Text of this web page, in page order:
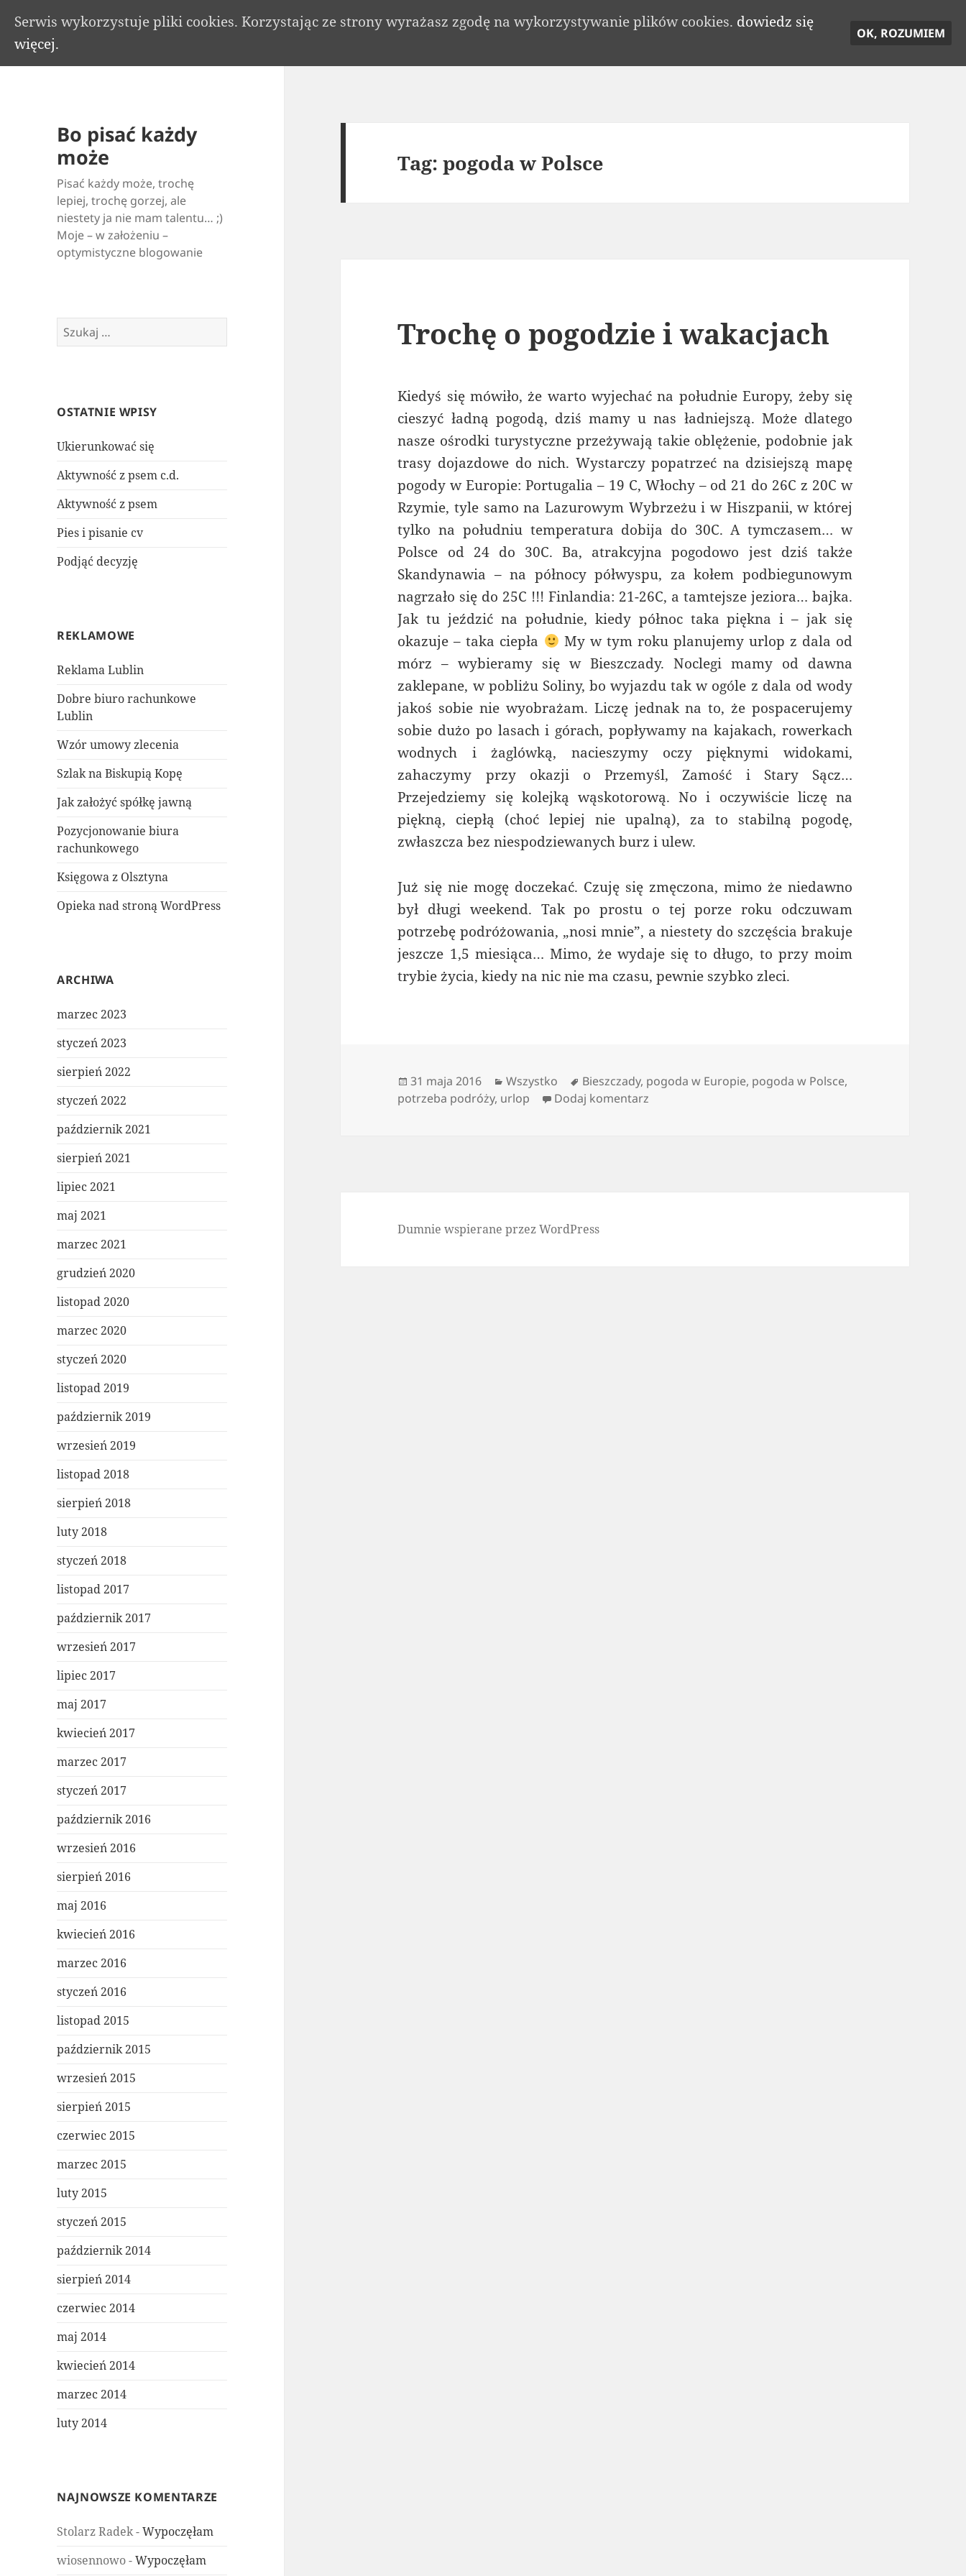
Bo pisać każdy
może
Pisać każdy może, trochę
lepiej, trochę gorzej, ale
niestety ja nie mam talentu… ;)
Moje – w założeniu –
optymistyczne blogowanie
Szukaj:
OSTATNIE WPISY
Ukierunkować się
Aktywność z psem c.d.
Aktywność z psem
Pies i pisanie cv
Podjąć decyzję
REKLAMOWE
Reklama Lublin
Dobre biuro rachunkowe
Lublin
Wzór umowy zlecenia
Szlak na Biskupią Kopę
Jak założyć spółkę jawną
Pozycjonowanie biura
rachunkowego
Księgowa z Olsztyna
Opieka nad stroną WordPress
ARCHIWA
marzec 2023
styczeń 2023
sierpień 2022
styczeń 2022
październik 2021
sierpień 2021
lipiec 2021
maj 2021
marzec 2021
grudzień 2020
listopad 2020
marzec 2020
styczeń 2020
listopad 2019
październik 2019
wrzesień 2019
listopad 2018
sierpień 2018
luty 2018
styczeń 2018
listopad 2017
październik 2017
wrzesień 2017
lipiec 2017
maj 2017
kwiecień 2017
marzec 2017
styczeń 2017
październik 2016
wrzesień 2016
sierpień 2016
maj 2016
kwiecień 2016
marzec 2016
styczeń 2016
listopad 2015
październik 2015
wrzesień 2015
sierpień 2015
czerwiec 2015
marzec 2015
luty 2015
styczeń 2015
październik 2014
sierpień 2014
czerwiec 2014
maj 2014
kwiecień 2014
marzec 2014
luty 2014
NAJNOWSZE KOMENTARZE
Stolarz Radek-Wypoczęłam
wiosennowo-Wypoczęłam
Tag:pogoda w Polsce
Trochę o pogodzie i wakacjach
Kiedyś się mówiło, że warto wyjechać na południe Europy, żeby się
cieszyć ładną pogodą, dziś mamy u nas ładniejszą. Może dlatego
nasze ośrodki turystyczne przeżywają takie oblężenie, podobnie jak
trasy dojazdowe do nich. Wystarczy popatrzeć na dzisiejszą mapę
pogody w Europie: Portugalia – 19 C, Włochy – od 21 do 26C z 20C w
Rzymie, tyle samo na Lazurowym Wybrzeżu i w Hiszpanii, w której
tylko na południu temperatura dobija do 30C. A tymczasem… w
Polsce od 24 do 30C. Ba, atrakcyjna pogodowo jest dziś także
Skandynawia – na północy półwyspu, za kołem podbiegunowym
nagrzało się do 25C !!! Finlandia: 21-26C, a tamtejsze jeziora… bajka.
Jak tu jeździć na południe, kiedy północ taka piękna i – jak się
okazuje – taka ciepła
My w tym roku planujemy urlop z dala od
mórz – wybieramy się wBieszczady. Noclegi mamy od dawna
zaklepane, w pobliżu Soliny, bo wyjazdu tak w ogóle z dala od wody
jakoś sobie nie wyobrażam. Liczę jednak na to, że pospacerujemy
sobie dużo po lasach i górach, popływamy na kajakach, rowerkach
wodnych i żaglówką, nacieszymy oczy pięknymi widokami,
zahaczymy przy okazji o Przemyśl, Zamość i Stary Sącz…
Przejedziemy się kolejką wąskotorową. No i oczywiście liczę na
piękną, ciepłą (choć lepiej nie upalną), za to stabilną pogodę,
zwłaszcza bez niespodziewanych burz i ulew.
Już się nie mogę doczekać. Czuję się zmęczona, mimo że niedawno
był długi weekend. Tak po prostu o tej porze roku odczuwam
potrzebę podróżowania, „nosi mnie”, a niestety do szczęścia brakuje
jeszcze 1,5 miesiąca… Mimo, że wydaje się to długo, to przy moim
trybie życia, kiedy na nic nie ma czasu, pewnie szybko zleci.
Data
publikacji
31 maja 2016 Kategorie
Wszystko Tagi
Bieszczady, pogoda w Europie, pogoda w Polsce,
potrzeba podróży, urlop Dodaj komentarz
Dumnie wspierane przez WordPress
Serwis wykorzystuje pliki cookies. Korzystając ze strony wyrażasz zgodę na wykorzystywanie plików cookies. dowiedz się
więcej.
OK, ROZUMIEM